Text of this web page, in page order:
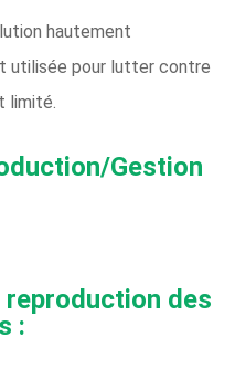
hautement
utilisée pour lutter contre
limité.
Gestion
des
: